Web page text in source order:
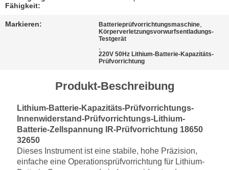
Fähigkeit:
Markieren: Batterieprüfvorrichtungsmaschine
Körperverletzungsvorwurfsentladungs-
Testgerät
220V 50Hz Lithium-Batterie-Kapazitäts-
Prüfvorrichtung
Produkt-Beschreibung
Lithium-Batterie-Kapazitäts-Prüfvorrichtungs-
Innenwiderstand-Prüfvorrichtungs-Lithium-
Batterie-Zellspannung IR-Prüfvorrichtung 18650
32650
Dieses Instrument ist eine stabile, hohe Präzision,
einfache eine Operationsprüfvorrichtung für Lithium-